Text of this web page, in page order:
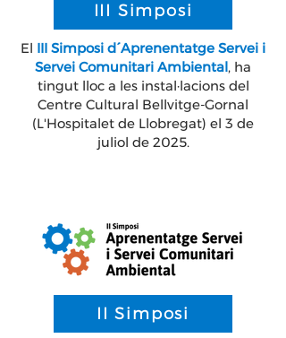
III Simposi
El III Simposi d´Aprenentatge Servei i
Servei Comunitari Ambiental, ha
tingut lloc a les instal·lacions del
Centre Cultural Bellvitge-Gornal
(L'Hospitalet de Llobregat) el 3 de
juliol de 2025.
II Simposi